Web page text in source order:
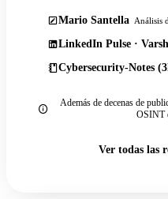
Mario Santella Análisis
LinkedIn Pulse ·
Cybersecurity-Notes
Además de decenas de
OSINT
Ver todas las